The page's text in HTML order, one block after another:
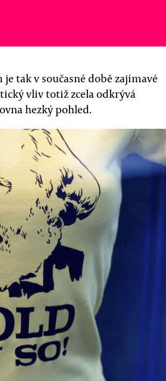
tak v současné době zajímavé
vliv totiž zcela odkrývá
hezký pohled.